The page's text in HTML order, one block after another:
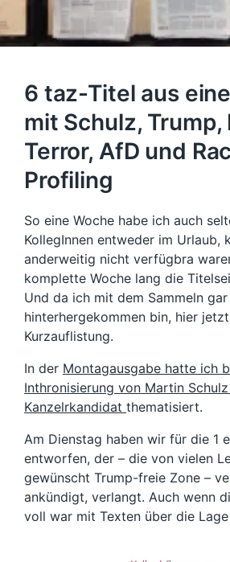
6 taz-Titel aus
mit Schulz, Trump,
Terror, AfD und
Profiling
So eine Woche habe ich auch
KollegInnen entweder im Urlaub,
anderweitig nicht verfügbra
komplette Woche lang die
Und da ich mit dem Sammeln
hinterhergekommen bin, hier
Kurzauflistung.
In der Montagausgabe hatte ich
Inthronisierung von Martin
Kanzelrkandidat thematisiert.
Am Dienstag haben wir für die 1
entworfen, der – die von vielen
gewünscht Trump-freie Zone –
ankündigt, verlangt. Auch wenn
voll war mit Texten über die Lage